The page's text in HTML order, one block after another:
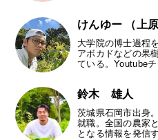
けんゆー （上原
大学院の博士過程
アボカドなどの果
ている。Youtube
鈴木 雄人
茨城県石岡市出身
就職。全国の農家
となる情報を発信